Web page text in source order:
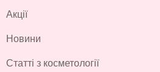
Акції
Новини
Статті з косметології